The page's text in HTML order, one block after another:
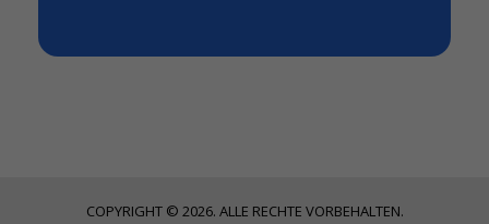
COPYRIGHT © 2026. ALLE RECHTE VORBEHALTEN.